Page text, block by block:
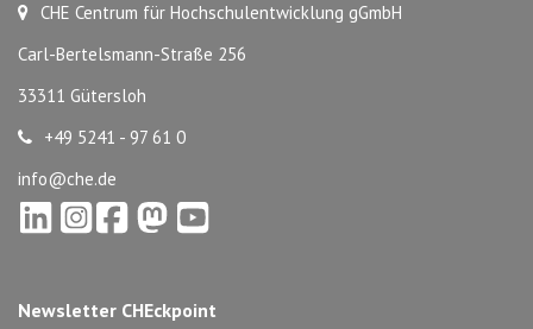
CHE Centrum für Hochschulentwicklung gGmbH
Carl-Bertelsmann-Straße 256
33311 Gütersloh
+49 5241 - 97 61 0
info@che.de
Newsletter CHEckpoint